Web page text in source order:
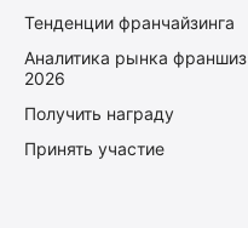
Тенденции франчайзинга
Аналитика рынка франшиз
2026
Получить награду
Принять участие